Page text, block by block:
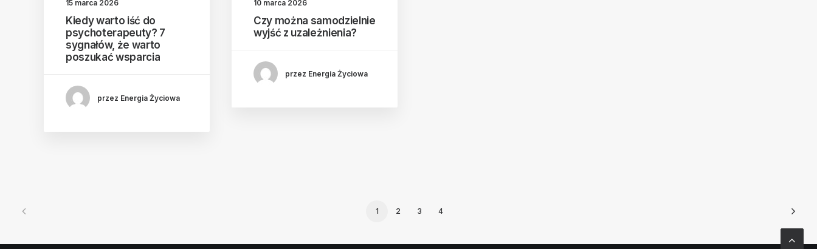
15 marca 2026
Kiedy warto iść do
psychoterapeuty? 7
sygnałów, że warto
poszukać wsparcia
przez Energia Życiowa
10 marca 2026
Czy można samodzielnie
wyjść z uzależnienia?
przez Energia Życiowa
1 2 3 4